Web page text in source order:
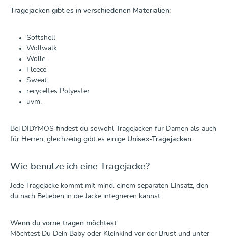
Tragejacken gibt es in verschiedenen Materialien:
Softshell
Wollwalk
Wolle
Fleece
Sweat
recyceltes Polyester
uvm.
Bei DIDYMOS findest du sowohl Tragejacken für Damen als auch
für Herren, gleichzeitig gibt es einige Unisex-Tragejacken
Wie benutze ich eine Tragejacke?
Jede Tragejacke kommt mit mind. einem separaten Einsatz, den
du nach Belieben in die Jacke integrieren kannst.
Wenn du vorne tragen möchtest:
Möchtest Du Dein Baby oder Kleinkind vor der Brust und unter